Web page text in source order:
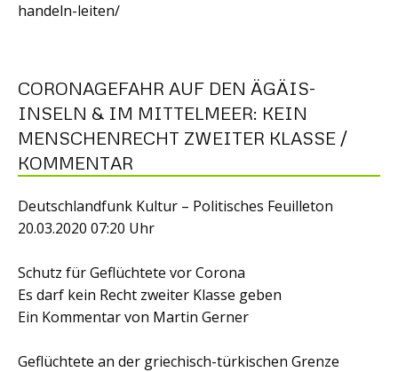
handeln-leiten/
CORONAGEFAHR AUF DEN ÄGÄIS-
INSELN & IM MITTELMEER: KEIN
MENSCHENRECHT ZWEITER KLASSE /
KOMMENTAR
Deutschlandfunk Kultur – Politisches Feuilleton
20.03.2020 07:20 Uhr
Schutz für Geflüchtete vor Corona
Es darf kein Recht zweiter Klasse geben
Ein Kommentar von Martin Gerner
Geflüchtete an der griechisch-türkischen Grenze